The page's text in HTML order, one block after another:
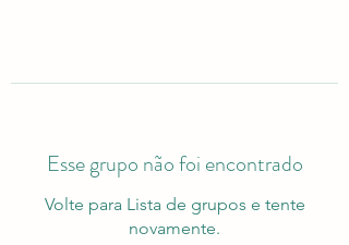
Esse grupo não foi encontrado
Volte para Lista de grupos e tente
novamente.